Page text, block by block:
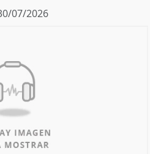
07/2026